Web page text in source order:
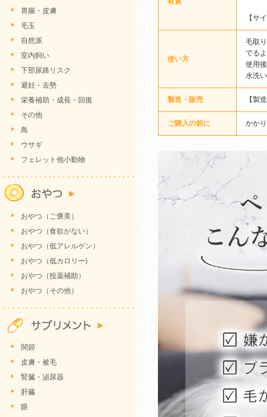
【サ
使い方
毛取
でる
使用
水洗
製造・販売 【製
ご購入の前に かか
胃腸・皮膚
毛玉
自然派
室内飼い
下部尿路リスク
避妊・去勢
栄養補助・成長・回復
その他
鳥
ウサギ
フェレット他小動物
おやつ（ご褒美）
おやつ（食欲がない）
おやつ（低アレルゲン）
おやつ（低カロリー)
おやつ（投薬補助）
おやつ（その他）
関節
皮膚・被毛
腎臓・泌尿器
肝臓
眼